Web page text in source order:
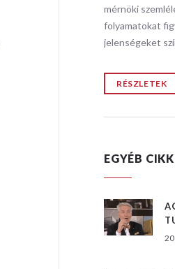
mérnöki
folyamatokat
jelenségeket
RÉSZLETEK
EGYÉB